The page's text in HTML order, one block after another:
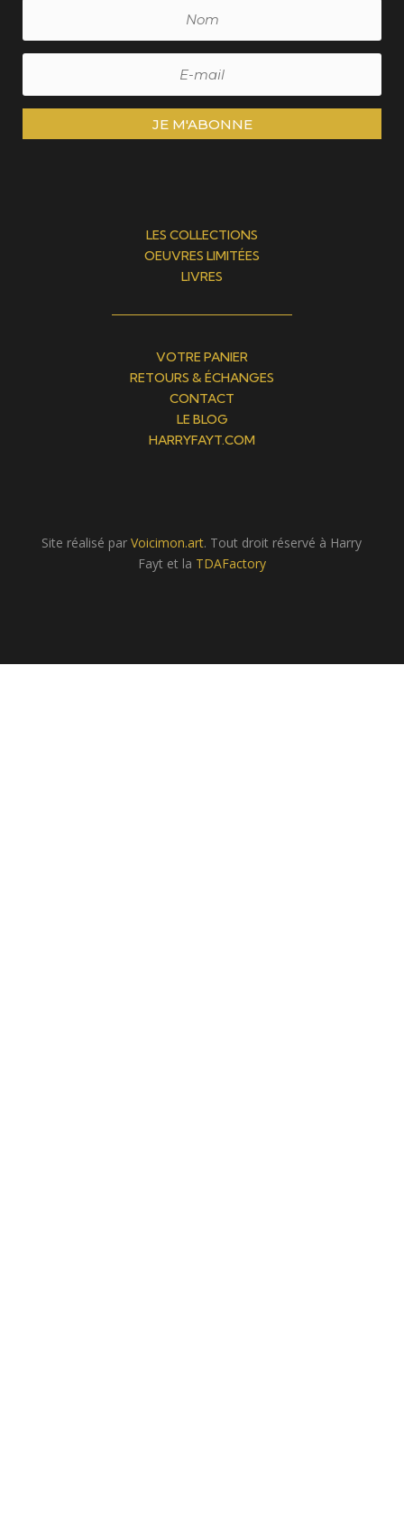
JE M'ABONNE
LES COLLECTIONS
OEUVRES LIMITÉES
LIVRES
VOTRE PANIER
RETOURS & ÉCHANGES
CONTACT
LE BLOG
HARRYFAYT.COM
Site réalisé parVoicimon.art. Tout droit réservé à Harry
Fayt et la TDAFactory